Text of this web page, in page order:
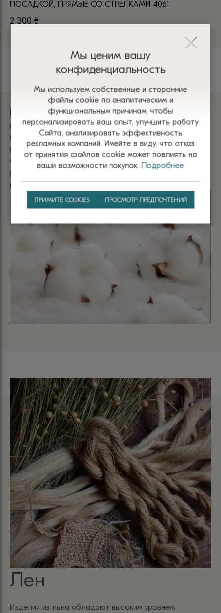
ПОСАДКОЙ, ПРЯМЫЕ СО СТРЕЛКАМИ 4061
2 300 ₴
Хлопок
Изделия из хлопка имеют мягкую текстуру и приятны
на ощупь. Они не раздражают кожу и обеспечивает
комфорт благодаря отличной воздухопроницаемости
и способности впитывать влагу. Одежда из хлопка
отличается прочностью, гипоаллергенностью и
простотой в уходе, что делает ее универсальным
выбором для любого времени года.
Лен
Изделия из льна обладают высоким уровнем
Мы ценим вашу
конфиденциальность
Мы используем собственные и сторонние
файлы сооkіе по аналитическим и
функциональным причинам, чтобы
персонализировать ваш опыт, улучшить работу
Сайта, анализировать эффективность
рекламных кампаний. Имейте в виду, что отказ
от принятия файлов сооkіе может повлиять на
ваши возможности покупок. Подробнее
ПРИМИТЕ COOKIES ПРОСМОТР ПРЕДПОЧТЕНИЙ